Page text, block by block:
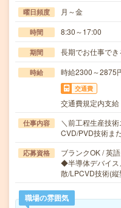
曜日頻度 月～金
時間 8:30～17:00
期間 長期でお仕事でき
時給 時給2300～2875
交通費
交通費規定内支給
仕事内容
＼前工程生産技
CVD/PVD技術ま
応募資格
ブランクOK / 英
◆半導体デバイス
散/LPCVD技術(
職場の雰囲気